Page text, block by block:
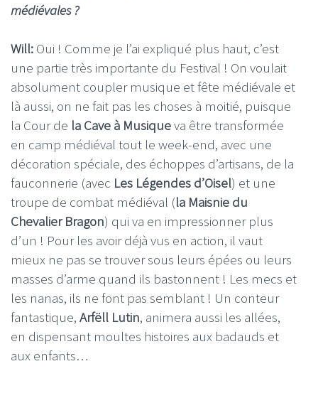
médiévales ?
Will: Oui ! Comme je l’ai expliqué plus haut, c’est
une partie très importante du Festival ! On voulait
absolument coupler musique et fête médiévale et
là aussi, on ne fait pas les choses à moitié, puisque
la Cour de la Cave à Musiqueva être transformée
en camp médiéval tout le week-end, avec une
décoration spéciale, des échoppes d’artisans, de la
fauconnerie (avec Les Légendes d’Oisel) et une
troupe de combat médiéval (la Maisnie du
Chevalier Bragon) qui va en impressionner plus
d’un ! Pour les avoir déjà vus en action, il vaut
mieux ne pas se trouver sous leurs épées ou leurs
masses d’arme quand ils bastonnent ! Les mecs et
les nanas, ils ne font pas semblant ! Un conteur
fantastique, Arfëll Lutin, animera aussi les allées,
en dispensant moultes histoires aux badauds et
aux enfants…